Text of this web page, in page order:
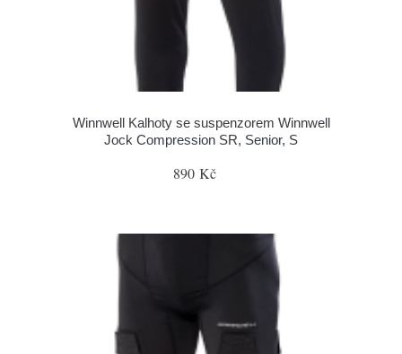
Winnwell Kalhoty se suspenzorem Winnwell
Jock Compression SR, Senior, S
890 Kč